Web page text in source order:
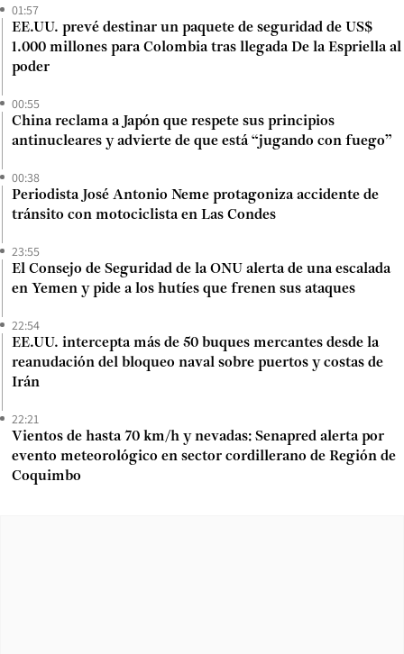
01:57
EE.UU. prevé destinar un paquete de seguridad de US$
1.000 millones para Colombia tras llegada De la Espriella al
poder
00:55
China reclama a Japón que respete sus principios
antinucleares y advierte de que está “jugando con fuego”
00:38
Periodista José Antonio Neme protagoniza accidente de
tránsito con motociclista en Las Condes
23:55
El Consejo de Seguridad de la ONU alerta de una escalada
en Yemen y pide a los hutíes que frenen sus ataques
22:54
EE.UU. intercepta más de 50 buques mercantes desde la
reanudación del bloqueo naval sobre puertos y costas de
Irán
22:21
Vientos de hasta 70 km/h y nevadas: Senapred alerta por
evento meteorológico en sector cordillerano de Región de
Coquimbo